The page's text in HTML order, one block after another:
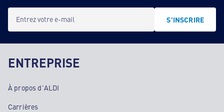
Entrez votre e-mail S'INSCRIRE
ENTREPRISE
À propos d'ALDI
Carrières